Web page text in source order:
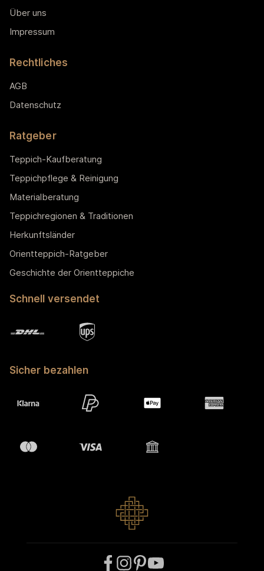
Über uns
Impressum
Rechtliches
AGB
Datenschutz
Ratgeber
Teppich-Kaufberatung
Teppichpflege & Reinigung
Materialberatung
Teppichregionen & Traditionen
Herkunftsländer
Orientteppich-Ratgeber
Geschichte der Orientteppiche
Schnell versendet
Sicher bezahlen